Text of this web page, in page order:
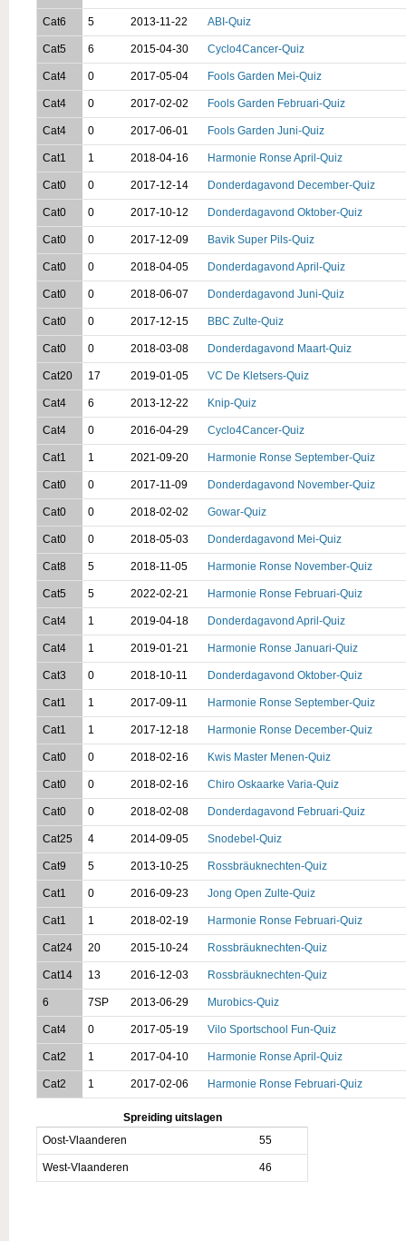
Cat6 5 2013-11-22 ABI-Quiz
Cat5 6 2015-04-30 Cyclo4Cancer-Quiz
Cat4 0 2017-05-04 Fools Garden Mei-Quiz
Cat4 0 2017-02-02 Fools Garden Februari-Quiz
Cat4 0 2017-06-01 Fools Garden Juni-Quiz
Cat1 1 2018-04-16 Harmonie Ronse April-Quiz
Cat0 0 2017-12-14 Donderdagavond December-Quiz
Cat0 0 2017-10-12 Donderdagavond Oktober-Quiz
Cat0 0 2017-12-09 Bavik Super Pils-Quiz
Cat0 0 2018-04-05 Donderdagavond April-Quiz
Cat0 0 2018-06-07 Donderdagavond Juni-Quiz
Cat0 0 2017-12-15 BBC Zulte-Quiz
Cat0 0 2018-03-08 Donderdagavond Maart-Quiz
Cat20 17 2019-01-05 VC De Kletsers-Quiz
Cat4 6 2013-12-22 Knip-Quiz
Cat4 0 2016-04-29 Cyclo4Cancer-Quiz
Cat1 1 2021-09-20 Harmonie Ronse September-Quiz
Cat0 0 2017-11-09 Donderdagavond November-Quiz
Cat0 0 2018-02-02 Gowar-Quiz
Cat0 0 2018-05-03 Donderdagavond Mei-Quiz
Cat8 5 2018-11-05 Harmonie Ronse November-Quiz
Cat5 5 2022-02-21 Harmonie Ronse Februari-Quiz
Cat4 1 2019-04-18 Donderdagavond April-Quiz
Cat4 1 2019-01-21 Harmonie Ronse Januari-Quiz
Cat3 0 2018-10-11 Donderdagavond Oktober-Quiz
Cat1 1 2017-09-11 Harmonie Ronse September-Quiz
Cat1 1 2017-12-18 Harmonie Ronse December-Quiz
Cat0 0 2018-02-16 Kwis Master Menen-Quiz
Cat0 0 2018-02-16 Chiro Oskaarke Varia-Quiz
Cat0 0 2018-02-08 Donderdagavond Februari-Quiz
Cat25 4 2014-09-05 Snodebel-Quiz
Cat9 5 2013-10-25 Rossbräuknechten-Quiz
Cat1 0 2016-09-23 Jong Open Zulte-Quiz
Cat1 1 2018-02-19 Harmonie Ronse Februari-Quiz
Cat24 20 2015-10-24 Rossbräuknechten-Quiz
Cat14 13 2016-12-03 Rossbräuknechten-Quiz
6 7SP 2013-06-29 Murobics-Quiz
Cat4 0 2017-05-19 Vilo Sportschool Fun-Quiz
Cat2 1 2017-04-10 Harmonie Ronse April-Quiz
Cat2 1 2017-02-06 Harmonie Ronse Februari-Quiz
Spreiding uitslagen
Oost-Vlaanderen
55
West-Vlaanderen 46